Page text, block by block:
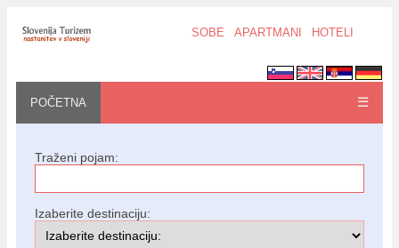
SOBE APARTMANI HOTELI
POČETNA ☰
Traženi pojam:
Izaberite destinaciju: